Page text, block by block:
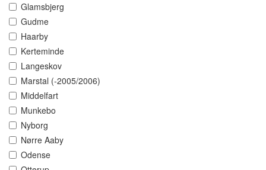
Glamsbjerg
Gudme
Haarby
Kerteminde
Langeskov
Marstal (-2005/2006)
Middelfart
Munkebo
Nyborg
Nørre Aaby
Odense